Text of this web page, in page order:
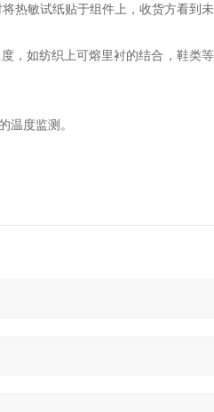
热敏试纸贴于组件上，收货方看到未
，如纺织上可熔里衬的结合，鞋类
温度监测。